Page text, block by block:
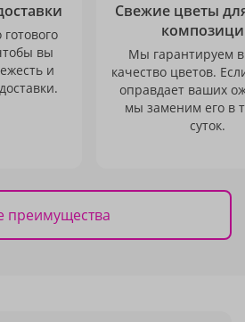
вы
и
Свежие цветы
Мы гарантируем
качество цветов.
оправдает ваших
мы заменим его в
суток.
преимущества